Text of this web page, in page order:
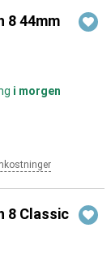
8 44mm
i morgen
8 Classic